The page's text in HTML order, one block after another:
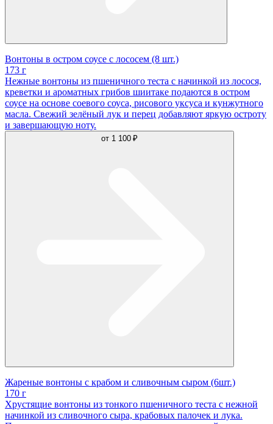
Вонтоны в остром соусе с лососем (8 шт.)
173 г
Нежные вонтоны из пшеничного теста с начинкой из лосося,
креветки и ароматных грибов шиитаке подаются в остром
соусе на основе соевого соуса, рисового уксуса и кунжутного
масла. Свежий зелёный лук и перец добавляют яркую остроту
и завершающую ноту.
от 1 100 ₽
Жареные вонтоны с крабом и сливочным сыром (6шт.)
170 г
Хрустящие вонтоны из тонкого пшеничного теста с нежной
начинкой из сливочного сыра, крабовых палочек и лука.